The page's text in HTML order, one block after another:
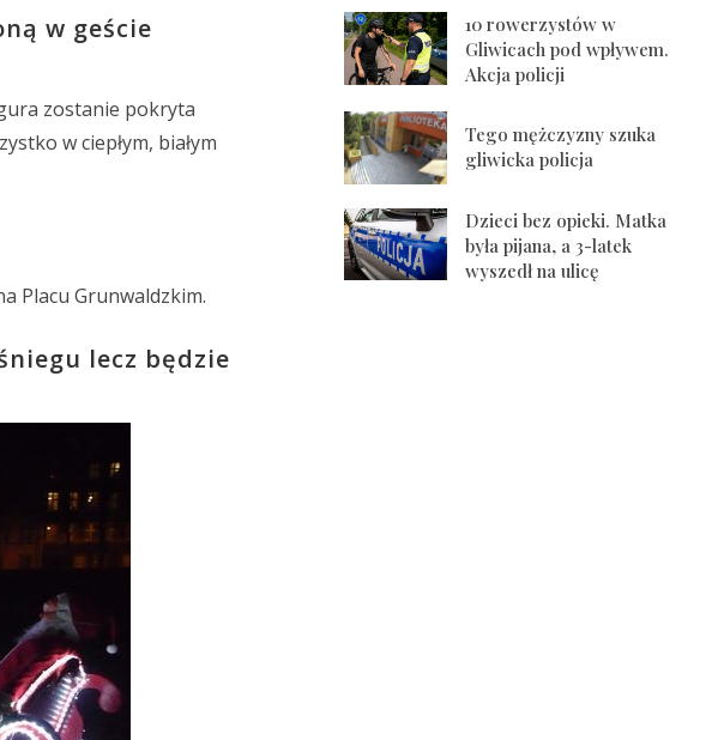
w geście
zostanie pokryta
w ciepłym, białym
Placu Grunwaldzkim.
lecz będzie
10 rowerzystów w
Gliwicach pod wpływem.
Akcja policji
Tego mężczyzny szuka
gliwicka policja
Dzieci bez opieki. Matka
była pijana, a 3-latek
wyszedł na ulicę